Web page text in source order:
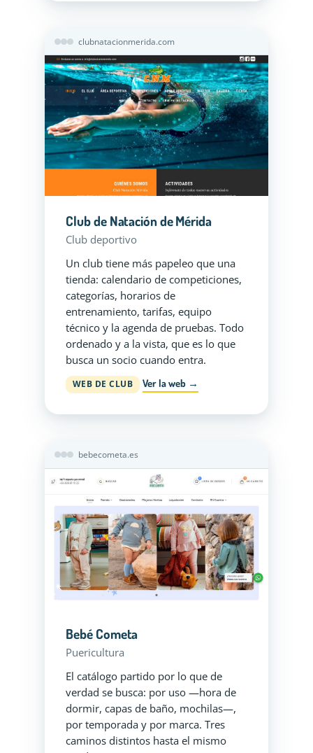
clubnatacionmerida.com
Club de Natación de Mérida
Club deportivo
Un club tiene más papeleo que una
tienda: calendario de competiciones,
categorías, horarios de
entrenamiento, tarifas, equipo
técnico y la agenda de pruebas. Todo
ordenado y a la vista, que es lo que
busca un socio cuando entra.
WEB DE CLUB Ver la web →
bebecometa.es
Bebé Cometa
Puericultura
El catálogo partido por lo que de
verdad se busca: por uso —hora de
dormir, capas de baño, mochilas—,
por temporada y por marca. Tres
caminos distintos hasta el mismo